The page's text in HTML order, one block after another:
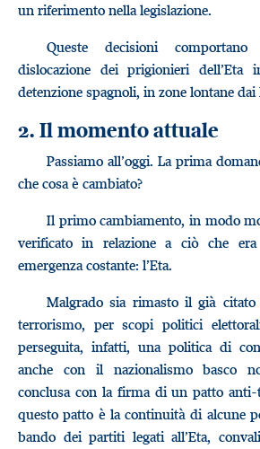
un riferimento nella legislazione.
Queste decisioni
dislocazione dei prigionieri
detenzione spagnoli, in zone lontane dai
2. Il momento attuale
Passiamo all’oggi. La prima
che cosa è cambiato?
Il primo cambiamento, in modo
verificato in relazione a ciò che
emergenza costante: l’Eta.
Malgrado sia rimasto il già
terrorismo, per scopi politici
perseguita, infatti, una politica di
anche con il nazionalismo basco
conclusa con la firma di un patto
questo patto è la continuità di alcune
bando dei partiti legati all’Eta,